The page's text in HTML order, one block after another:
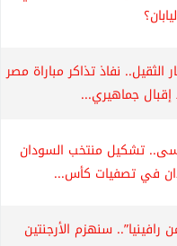
الثقيل.. نفاذ تذاكر مباراة مصر
جماهيري...
تشكيل منتخب السودان
في تصفيات كأس...
رافينيا”.. سنهزم الأرجنتين